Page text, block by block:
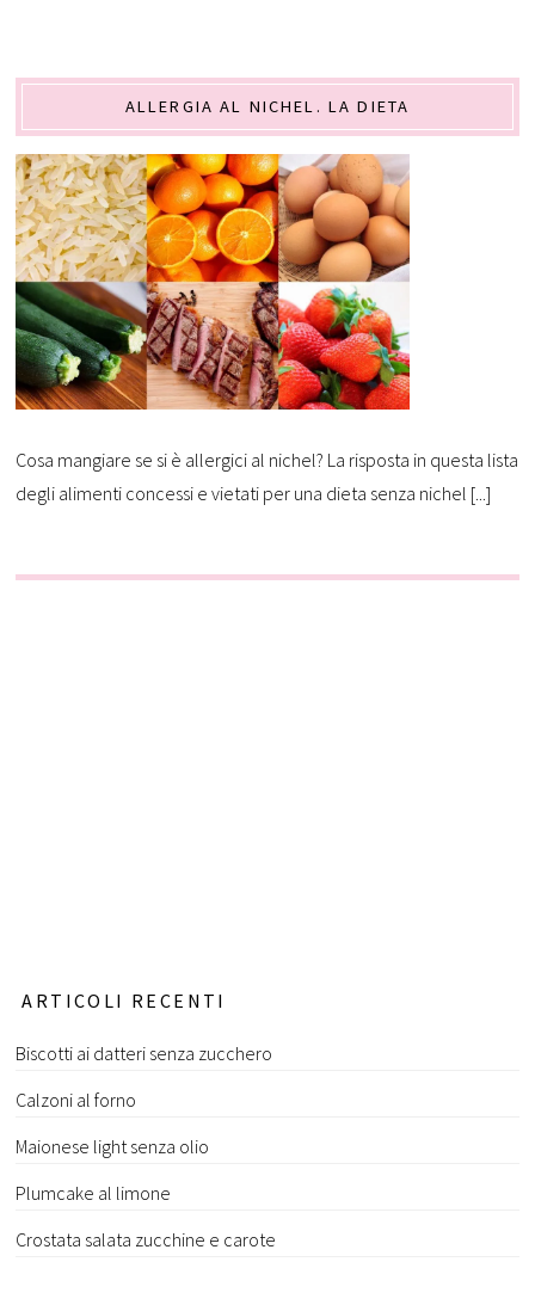
ALLERGIA AL NICHEL. LA DIETA
Cosa mangiare se si è allergici al nichel? La risposta in questa lista
degli alimenti concessi e vietati per una dieta senza nichel [...]
ARTICOLI RECENTI
Biscotti ai datteri senza zucchero
Calzoni al forno
Maionese light senza olio
Plumcake al limone
Crostata salata zucchine e carote